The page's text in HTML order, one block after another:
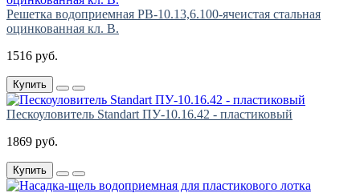
Решетка водоприемная РВ-10.13,6.100-ячеистая стальная
оцинкованная кл. В.
1516 руб.
Купить
Пескоуловитель Standart ПУ-10.16.42 - пластиковый
1869 руб.
Купить